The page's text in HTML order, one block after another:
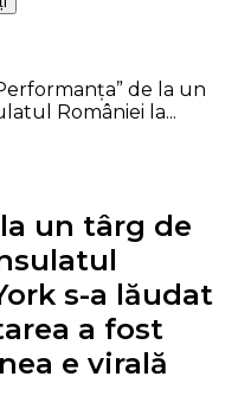
de la un
României la...
un târg de
s-a lăudat
a fost
e virală